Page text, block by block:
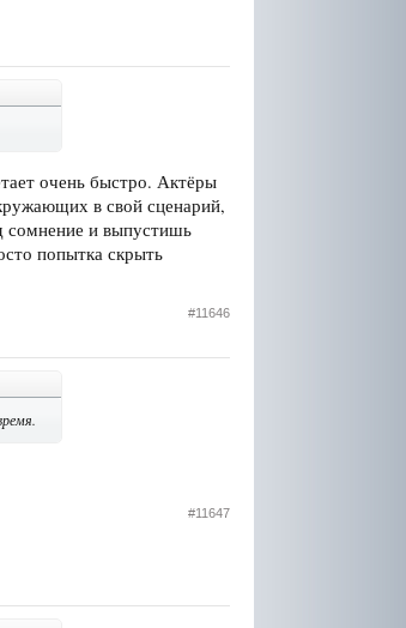
очень быстро. Актёры
в свой сценарий,
сомнение и выпустишь
попытка скрыть
#11646
#11647